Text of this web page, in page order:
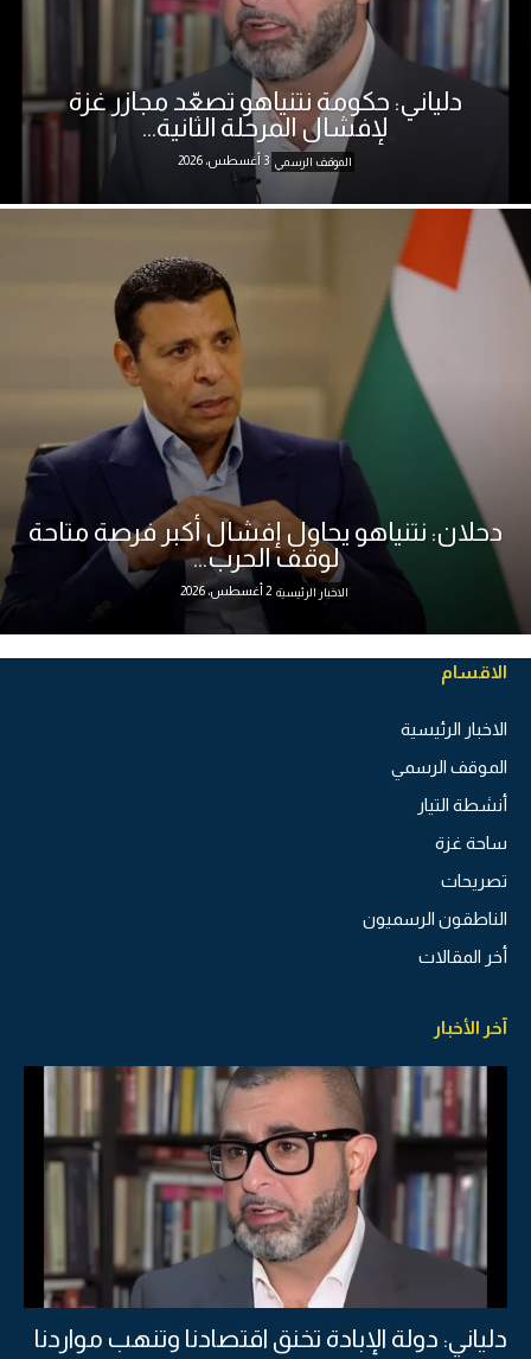
دلياني: حكومة نتنياهو تصعّد مجازر غزة
لإفشال المرحلة الثانية...
الموقف الرسمي 3 أغسطس، 2026
دحلان: نتنياهو يحاول إفشال أكبر فرصة متاحة
لوقف الحرب...
الاخبار الرئيسية 2 أغسطس، 2026
الاقسام
الاخبار الرئيسية
الموقف الرسمي
أنشطة التيار
ساحة غزة
تصريحات
الناطقون الرسميون
أخر المقالات
آخر الأخبار
دلياني: دولة الإبادة تخنق اقتصادنا وتنهب مواردنا